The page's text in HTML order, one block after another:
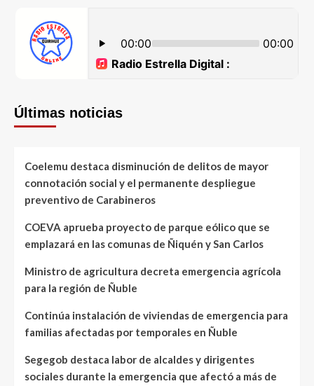
Últimas noticias
Coelemu destaca disminución de delitos de mayor
connotación social y el permanente despliegue
preventivo de Carabineros
COEVA aprueba proyecto de parque eólico que se
emplazará en las comunas de Ñiquén y San Carlos
Ministro de agricultura decreta emergencia agrícola
para la región de Ñuble
Continúa instalación de viviendas de emergencia para
familias afectadas por temporales en Ñuble
Segegob destaca labor de alcaldes y dirigentes
sociales durante la emergencia que afectó a más de